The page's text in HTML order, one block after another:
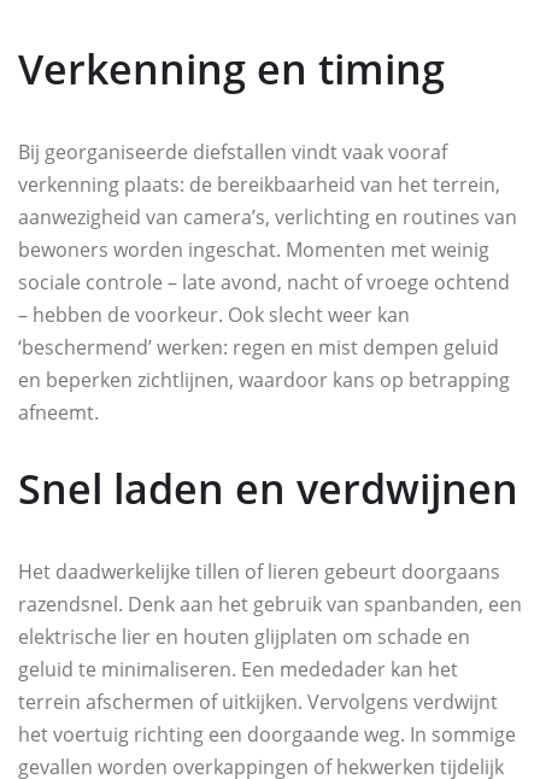
Verkenning en timing
Bij georganiseerde diefstallen vindt vaak vooraf
verkenning plaats: de bereikbaarheid van het terrein,
aanwezigheid van camera’s, verlichting en routines van
bewoners worden ingeschat. Momenten met weinig
sociale controle – late avond, nacht of vroege ochtend
– hebben de voorkeur. Ook slecht weer kan
‘beschermend’ werken: regen en mist dempen geluid
en beperken zichtlijnen, waardoor kans op betrapping
afneemt.
Snel laden en verdwijnen
Het daadwerkelijke tillen of lieren gebeurt doorgaans
razendsnel. Denk aan het gebruik van spanbanden, een
elektrische lier en houten glijplaten om schade en
geluid te minimaliseren. Een mededader kan het
terrein afschermen of uitkijken. Vervolgens verdwijnt
het voertuig richting een doorgaande weg. In sommige
gevallen worden overkappingen of hekwerken tijdelijk